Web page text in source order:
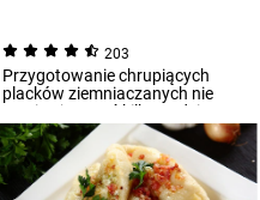
203
Przygotowanie chrupiących
placków ziemniaczanych nie
musi zajmować kilku godzin!
Wystarczy, że wy...